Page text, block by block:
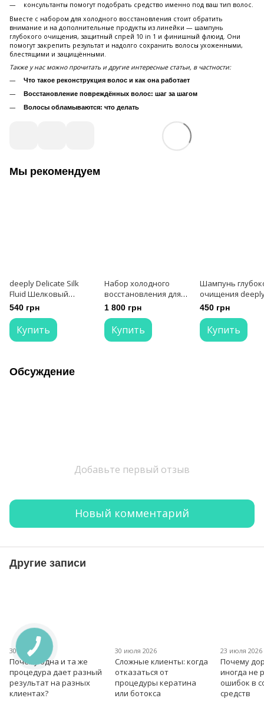
консультанты помогут подобрать средство именно под ваш тип волос.
Вместе с набором для холодного восстановления стоит обратить
внимание и на дополнительные продукты из линейки — шампунь
глубокого очищения, защитный спрей 10 in 1 и финишный флюид. Они
помогут закрепить результат и надолго сохранить волосы ухоженными,
блестящими и защищёнными.
Также у нас можно прочитать и другие интересные статьи, в частности:
Что такое реконструкция волос и как она работает
Восстановление повреждённых волос: шаг за шагом
Волосы обламываются: что делать
Мы рекомендуем
deeply Delicate Silk
Fluid Шелковый
флюид для волос
540 грн
Купить
Набор холодного
восстановления для
волос Deeply Total
Revival 2x
1 800 грн
Купить
Шампунь
очищения
Medium
Shampoo
pH 1000 мл
450 грн
Купить
Обсуждение
Добавьте первый отзыв
Новый комментарий
Другие записи
30 июля 2026
Почему одна и та же
процедура дает разный
результат на разных
клиентах?
30 июля 2026
Сложные клиенты: когда
отказаться от
процедуры кератина
или ботокса
23 июля 2026
Почему
иногда не
ошибок в
средств